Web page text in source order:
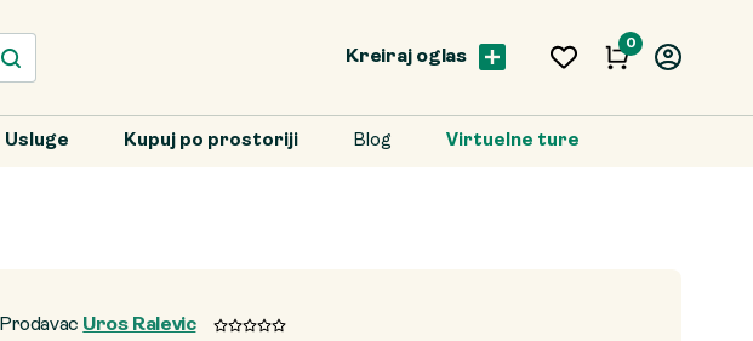
0
Kreiraj oglas
Usluge Kupuj po prostoriji Blog Virtuelne ture
Prodavac Uros Ralevic